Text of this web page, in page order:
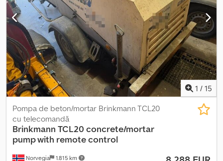
1 / 15
Norvegia 1.815 km
Pompa de beton/mortar Brinkmann TCL20
cu telecomandă
Brinkmann TCL20 concrete/mortar
pump with remote control